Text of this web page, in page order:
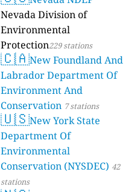
Nevada Division of
Environmental
Protection229 stations
🇨🇦New Foundland And
Labrador Department Of
Environment And
Conservation 7 stations
🇺🇸New York State
Department Of
Environmental
Conservation (NYSDEC) 42
stations